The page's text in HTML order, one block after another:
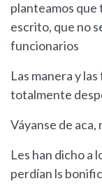
planteamos que
escrito, que no
funcionarios
Las manera y
totalmente
Váyanse de aca,
Les han dicho a
perdían ls